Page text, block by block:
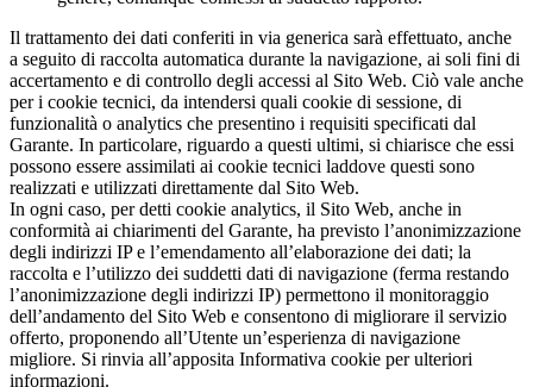
Il trattamento dei dati conferiti in via generica sarà effettuato, anche
a seguito di raccolta automatica durante la navigazione, ai soli fini di
accertamento e di controllo degli accessi al Sito Web. Ciò vale anche
per i cookie tecnici, da intendersi quali cookie di sessione, di
funzionalità o analytics che presentino i requisiti specificati dal
Garante. In particolare, riguardo a questi ultimi, si chiarisce che essi
possono essere assimilati ai cookie tecnici laddove questi sono
realizzati e utilizzati direttamente dal Sito Web.
In ogni caso, per detti cookie analytics, il Sito Web, anche in
conformità ai chiarimenti del Garante, ha previsto l’anonimizzazione
degli indirizzi IP e l’emendamento all’elaborazione dei dati; la
raccolta e l’utilizzo dei suddetti dati di navigazione (ferma restando
l’anonimizzazione degli indirizzi IP) permettono il monitoraggio
dell’andamento del Sito Web e consentono di migliorare il servizio
offerto, proponendo all’Utente un’esperienza di navigazione
migliore. Si rinvia all’apposita Informativa cookie per ulteriori
informazioni.